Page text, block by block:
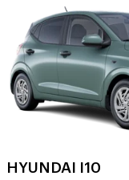
HYUNDAI I10